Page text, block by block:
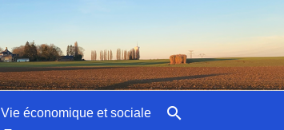
Vie économique et sociale search